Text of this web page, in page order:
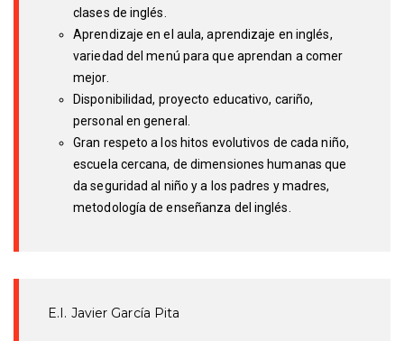
clases de inglés.
Aprendizaje en el aula, aprendizaje en inglés,
variedad del menú para que aprendan a comer
mejor.
Disponibilidad, proyecto educativo, cariño,
personal en general.
Gran respeto a los hitos evolutivos de cada niño,
escuela cercana, de dimensiones humanas que
da seguridad al niño y a los padres y madres,
metodología de enseñanza del inglés.
E.I. Javier García Pita